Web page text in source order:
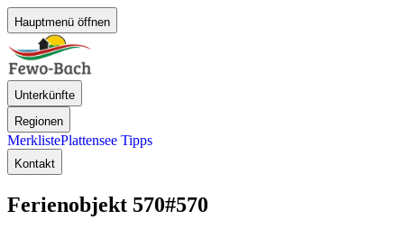
Hauptmenü öffnen
Unterkünfte
Regionen
MerklistePlattensee Tipps
Kontakt
Ferienobjekt 570#570